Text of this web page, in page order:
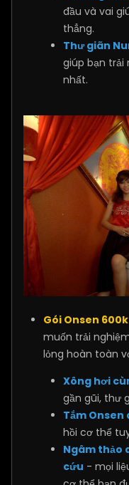
đầu và vai
thẳng.
Thư giãn
giúp bạn
nhất.
Gói Onsen
muốn trải
lỏng hoàn toàn
Xông hơi
gần gũi, thư
Tắm
hồi cơ thể
Ngâm thảo
cứu - mọi